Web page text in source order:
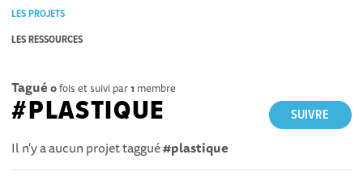
LES PROJETS
LES RESSOURCES
Tagué 0fois et suivi par1 membre
SUIVRE
#PLASTIQUE
Il n'y a aucun projet taggué#plastique